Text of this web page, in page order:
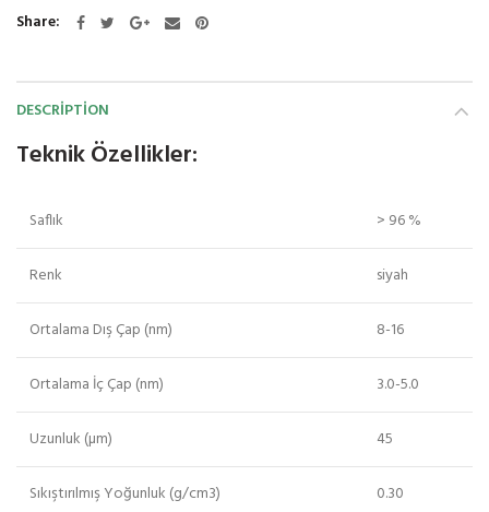
Share
DESCRIPTION
Teknik Özellikler:
Saflık > 96 %
Renk siyah
Ortalama Dış Çap (nm) 8-16
Ortalama İç Çap (nm) 3.0-5.0
Uzunluk (µm) 45
Sıkıştırılmış Yoğunluk (g/cm3) 0.30